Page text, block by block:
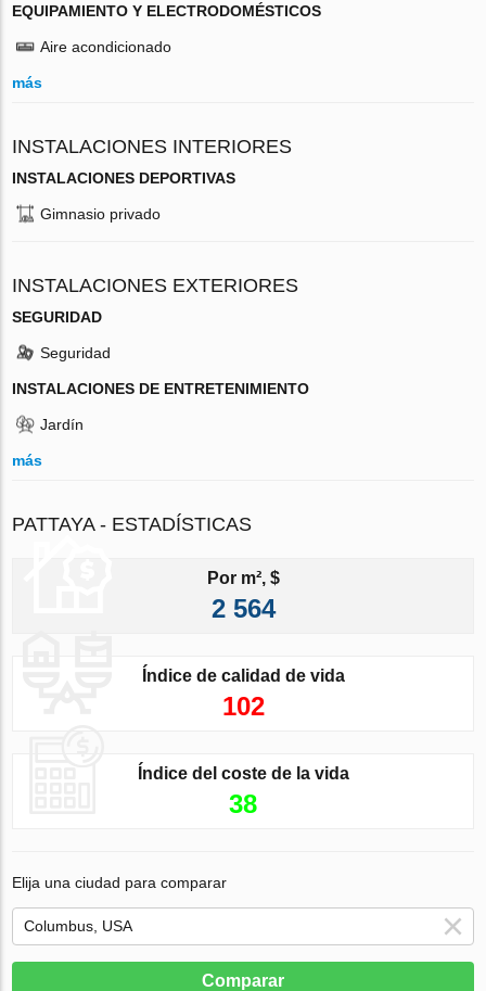
EQUIPAMIENTO Y ELECTRODOMÉSTICOS
Aire acondicionado
más
INSTALACIONES INTERIORES
INSTALACIONES DEPORTIVAS
Gimnasio privado
INSTALACIONES EXTERIORES
SEGURIDAD
Seguridad
INSTALACIONES DE ENTRETENIMIENTO
Jardín
más
PATTAYA - ESTADÍSTICAS
Por m², $
2 564
Índice de calidad de vida
102
Índice del coste de la vida
38
Elija una ciudad para comparar
Comparar